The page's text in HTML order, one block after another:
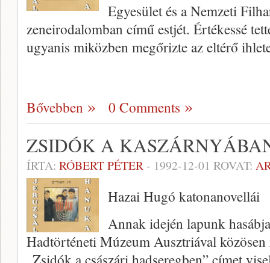
Egyesület és a Nemzeti
zeneirodalomban című estjét. Értékessé
ugyanis miközben megőrizte az eltérő
Bővebben 0 Comments
ZSIDÓK A
ÍRTA: RÓBERT PÉTER- 1992-12-01 ROVAT:
Hazai Hugó katonanovellái
Annak idején lapunk
Hadtörténeti Múzeum Ausztriával